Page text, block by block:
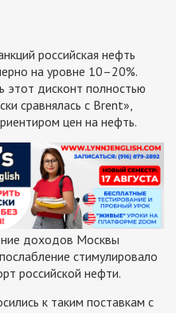
российская нефть
на уровне 10–20%.
этот дисконт полностью
сравнялась с Brent»,
цен на нефть.
доходов Москвы
стимулировало
российской нефти.
к таким поставкам с